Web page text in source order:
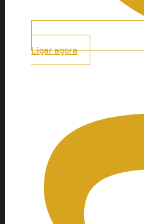
Ligar agora